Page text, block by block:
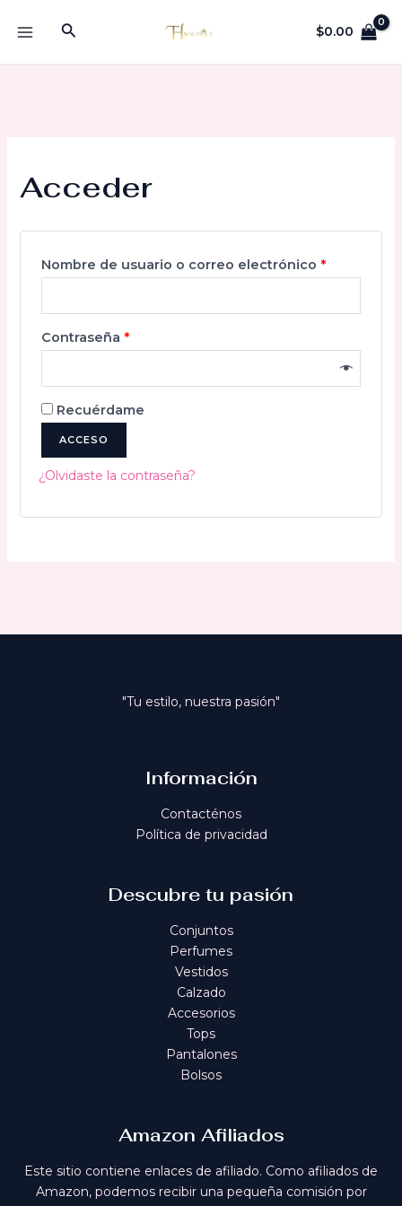
Buscar $0.00
Acceder
Nombre de usuario o correo electrónico *Obligatorio
Contraseña *Obligatorio
Recuérdame
ACCESO
¿Olvidaste la contraseña?
"Tu estilo, nuestra pasión"
Información
Contacténos
Política de privacidad
Descubre tu pasión
Conjuntos
Perfumes
Vestidos
Calzado
Accesorios
Tops
Pantalones
Bolsos
Amazon Afiliados
Este sitio contiene enlaces de afiliado. Como afiliados de
Amazon, podemos recibir una pequeña comisión por